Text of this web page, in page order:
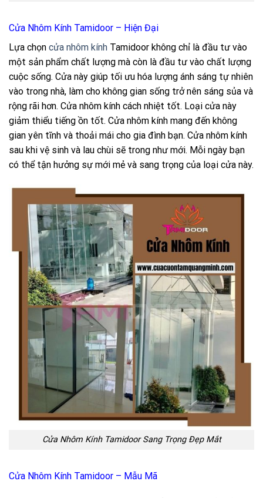
Cửa Nhôm Kính Tamidoor – Hiện Đại
Lựa chọn cửa nhôm kính Tamidoor không chỉ là đầu tư vào
một sản phẩm chất lượng mà còn là đầu tư vào chất lượng
cuộc sống. Cửa này giúp tối ưu hóa lượng ánh sáng tự nhiên
vào trong nhà, làm cho không gian sống trở nên sáng sủa và
rộng rãi hơn. Cửa nhôm kính cách nhiệt tốt. Loại cửa này
giảm thiểu tiếng ồn tốt. Cửa nhôm kính mang đến không
gian yên tĩnh và thoải mái cho gia đình bạn. Cửa nhôm kính
sau khi vệ sinh và lau chùi sẽ trong như mới. Mỗi ngày bạn
có thể tận hưởng sự mới mẻ và sang trọng của loại cửa này.
Cửa Nhôm Kính Tamidoor Sang Trọng Đẹp Mắt
Cửa Nhôm Kính Tamidoor – Mẫu Mã